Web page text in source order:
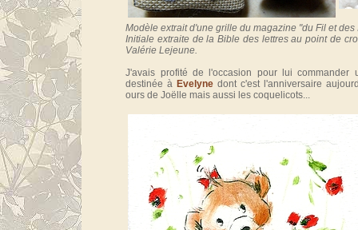
Modèle extrait d'une grille du magazine "du Fil et des
Initiale extraite de la Bible des lettres au point de
Valérie Lejeune.
J'avais profité de l'occasion pour lui commander
destinée à Evelyne dont c'est l'anniversaire
ours de Joëlle mais aussi les coquelicots...